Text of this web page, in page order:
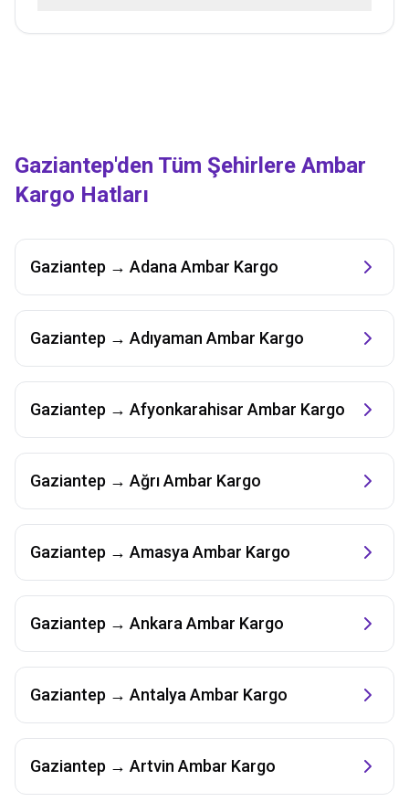
Gaziantep'den Tüm Şehirlere Ambar
Kargo Hatları
Gaziantep → Adana Ambar Kargo
Gaziantep → Adıyaman Ambar Kargo
Gaziantep → Afyonkarahisar Ambar Kargo
Gaziantep → AğrıAmbar Kargo
Gaziantep → Amasya Ambar Kargo
Gaziantep → Ankara Ambar Kargo
Gaziantep → Antalya Ambar Kargo
Gaziantep → Artvin Ambar Kargo